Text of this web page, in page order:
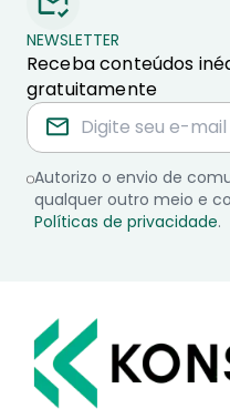
NEWSLETTER
Receba conteúdos
gratuitamente
Autorizo o envio de
qualquer outro meio e
Políticas de privacidade.